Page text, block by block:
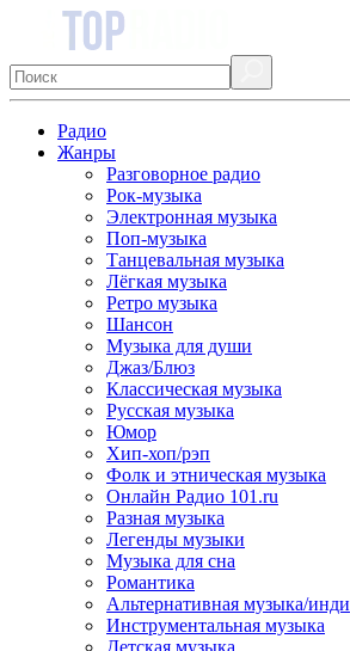
Радио
Жанры
Разговорное радио
Рок-музыка
Электронная музыка
Поп-музыка
Танцевальная музыка
Лёгкая музыка
Ретро музыка
Шансон
Музыка для души
Джаз/Блюз
Классическая музыка
Русская музыка
Юмор
Хип-хоп/рэп
Фолк и этническая музыка
Онлайн Радио 101.ru
Разная музыка
Легенды музыки
Музыка для сна
Романтика
Альтернативная музыка/инди
Инструментальная музыка
Детская музыка